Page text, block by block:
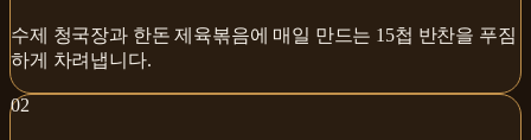
수제 청국장과 한돈 제육볶음에 매일 만드는 15첩 반찬을 푸짐
하게 차려냅니다.
02